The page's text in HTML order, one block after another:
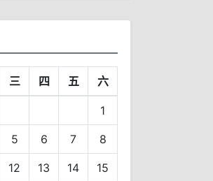
三 四 五 六
1
5 6 7 8
12 13 14 15